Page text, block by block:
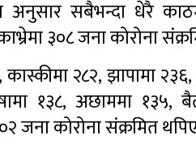
अनुसार सबैभन्दा धेरै
३०८ जना कोरोना
२८२, झापामा
१३८, अछाममा १३५,
जना कोरोना संक्रमित